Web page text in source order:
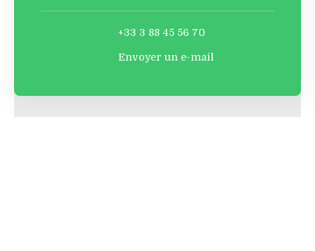
+33 3 88 45 56 70
Envoyer un e-mail